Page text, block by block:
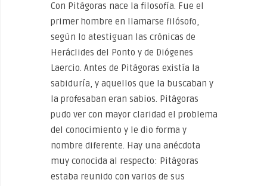
Con Pitágoras nace la filosofía. Fue el
primer hombre en llamarse filósofo,
según lo atestiguan las crónicas de
Heráclides del Ponto y de Diógenes
Laercio. Antes de Pitágoras existía la
sabiduría, y aquellos que la buscaban y
la profesaban eran sabios. Pitágoras
pudo ver con mayor claridad el problema
del conocimiento y le dio forma y
nombre diferente. Hay una anécdota
muy conocida al respecto: Pitágoras
estaba reunido con varios de sus